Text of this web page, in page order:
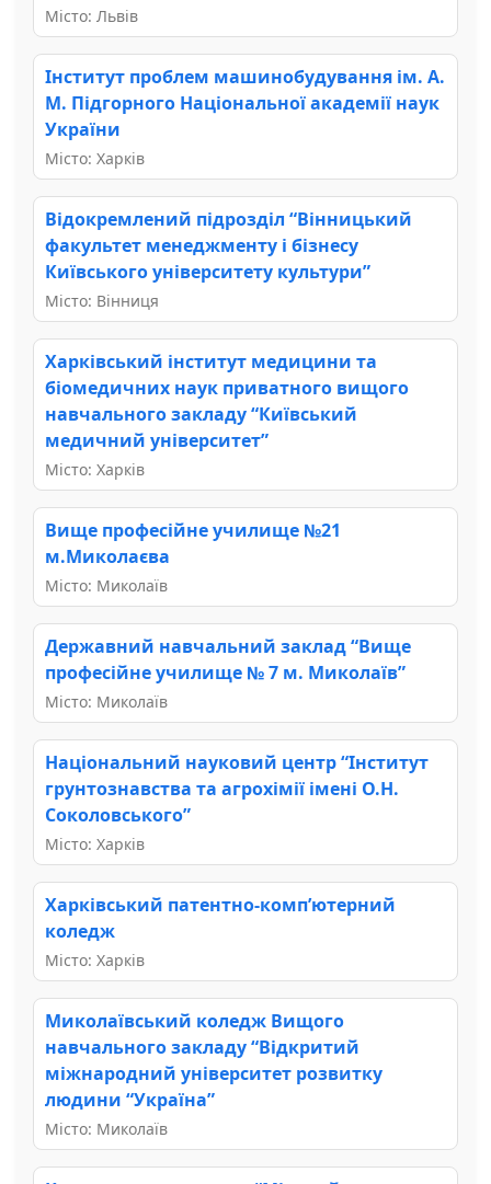
Місто: Львів
Інститут проблем машинобудування ім. А.
М. Підгорного Національної академії наук
України
Місто: Харків
Відокремлений підрозділ “Вінницький
факультет менеджменту і бізнесу
Київського університету культури”
Місто: Вінниця
Харківський інститут медицини та
біомедичних наук приватного вищого
навчального закладу “Київський
медичний університет”
Місто: Харків
Вище професійне училище №21
м.Миколаєва
Місто: Миколаїв
Державний навчальний заклад “Вище
професійне училище № 7 м. Миколаїв”
Місто: Миколаїв
Національний науковий центр “Інститут
грунтознавства та агрохімії імені О.Н.
Соколовського”
Місто: Харків
Харківський патентно-комп’ютерний
коледж
Місто: Харків
Миколаївський коледж Вищого
навчального закладу “Відкритий
міжнародний університет розвитку
людини “Україна”
Місто: Миколаїв